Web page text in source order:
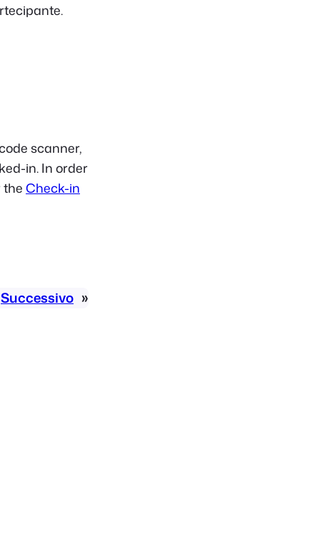
scanner,
in. In order
the Check-in
Successivo »